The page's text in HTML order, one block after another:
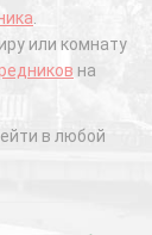
или комнату
на
в любой